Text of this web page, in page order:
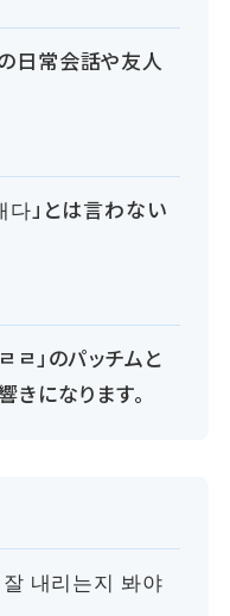
日常会話や友人
다」とは言わない
ㄹㄹ」のパッチムと
きになります。
내리는지 봐야